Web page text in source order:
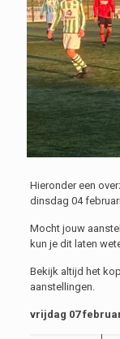
Hieronder een
dinsdag 04
Mocht jouw
kun je dit laten
Bekijk altijd het
aanstellingen.
vrijdag 07